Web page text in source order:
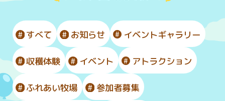
すべて お知らせ イベントギャラリー
収穫体験 イベント アトラクション
ふれあい牧場 参加者募集